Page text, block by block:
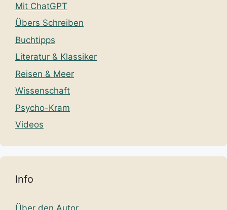
Mit ChatGPT
Übers Schreiben
Buchtipps
Literatur & Klassiker
Reisen & Meer
Wissenschaft
Psycho-Kram
Videos
Info
Über den Autor